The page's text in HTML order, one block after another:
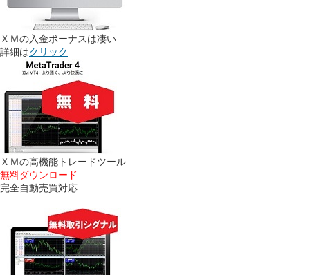
ＸＭの入金ボーナスは凄い
詳細はクリック
ＸＭの高機能トレードツール
無料ダウンロード
完全自動売買対応